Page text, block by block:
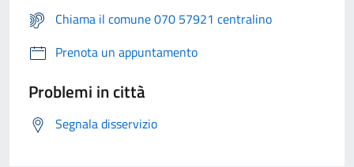
Chiama il comune 070 57921 centralino
Prenota un appuntamento
Problemi in città
Segnala disservizio